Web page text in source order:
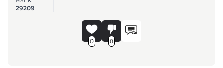
29209
0 0